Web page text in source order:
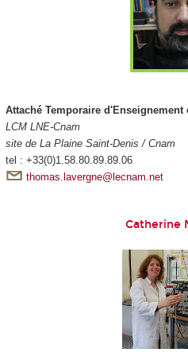
Attaché Temporaire d'Enseignement
LCM LNE-Cnam
site de La Plaine Saint-Denis / Cnam
tel : +33(0)1.58.80.89.89.06
thomas.lavergne@lecnam.net
Catherine